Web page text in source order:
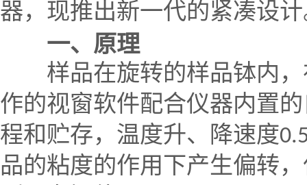
器，现推出新一代的紧凑设
一、原理
样品在旋转的样品钵内，
作的视窗软件配合仪器内置
程和贮存，温度升、降速度
品的粘度的作用下产生偏转